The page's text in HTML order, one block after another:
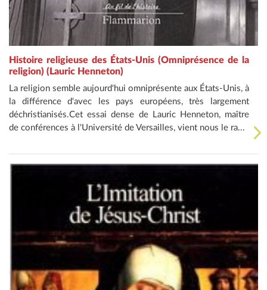
Histoire religieuse des États-Unis (Omniprésence de la
religion) (Lauric Henneton)
La religion semble aujourd'hui omniprésente aux États-Unis, à
la différence d'avec les pays européens, très largement
déchristianisés.Cet essai dense de Lauric Henneton, maître
de conférences à l'Université de Versailles, vient nous le ra...